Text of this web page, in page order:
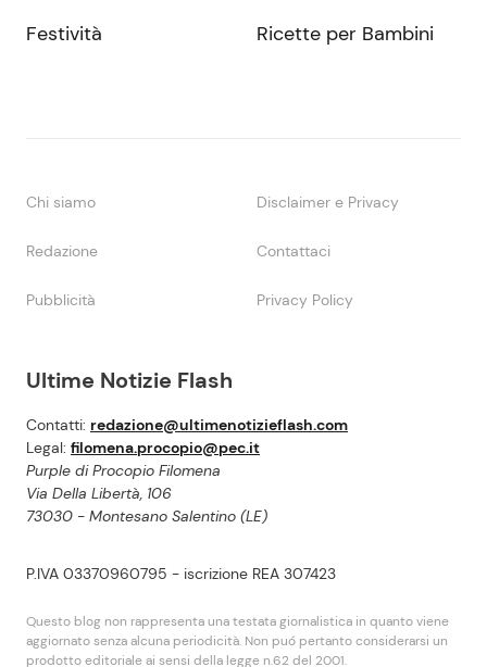
Ultime Notizie Flash
Contatti: redazione@ultimenotizieflash.com
Legal: filomena.procopio@pec.it
Purple di Procopio Filomena
Via Della Libertà, 106
73030 - Montesano Salentino (LE)
P.IVA 03370960795 - iscrizione REA 307423
Questo blog non rappresenta una testata giornalistica in quanto viene
aggiornato senza alcuna periodicità. Non puó pertanto considerarsi un
prodotto editoriale ai sensi della legge n.62 del 2001.
Festività Ricette per Bambini
Chi siamo Disclaimer e Privacy
Redazione Contattaci
Pubblicità Privacy Policy